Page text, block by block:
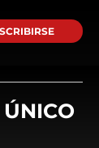
ÚNICO